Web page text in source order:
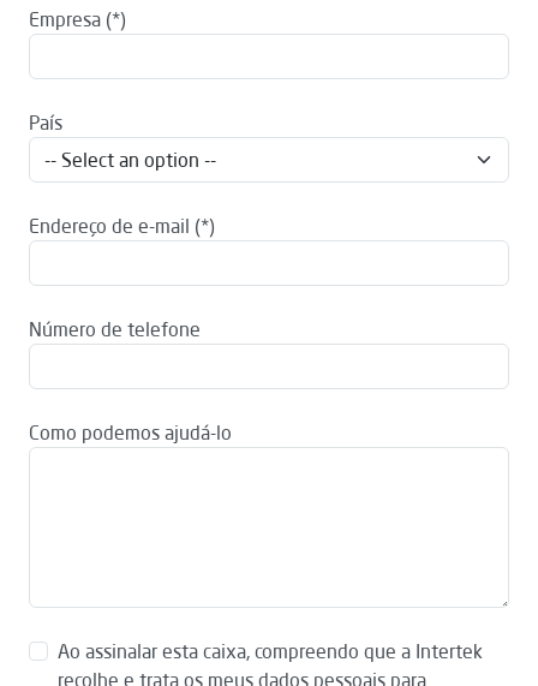
Empresa
País
Endereço de e-mail
Número de telefone
Como podemos ajudá-lo
Ao assinalar esta caixa, compreendo que a Intertek
recolhe e trata os meus dados pessoais para